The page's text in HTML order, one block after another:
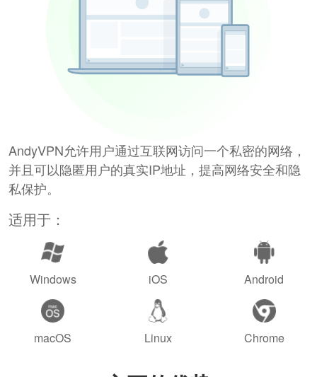
AndyVPN允许用户通过互联网访问一个私密的网络，
并且可以隐匿用户的真实IP地址，提高网络安全和隐
私保护。
适用于：
Windows iOS Android
macOS Linux Chrome